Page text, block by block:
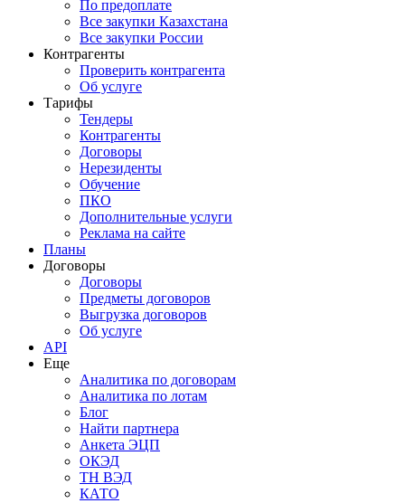
По предоплате
Все закупки Казахстана
Все закупки России
Контрагенты
Проверить контрагента
Об услуге
Тарифы
Тендеры
Контрагенты
Договоры
Нерезиденты
Обучение
ПКО
Дополнительные услуги
Реклама на сайте
Планы
Договоры
Договоры
Предметы договоров
Выгрузка договоров
Об услуге
API
Еще
Аналитика по договорам
Аналитика по лотам
Блог
Найти партнера
Анкета ЭЦП
ОКЭД
ТН ВЭД
КАТО